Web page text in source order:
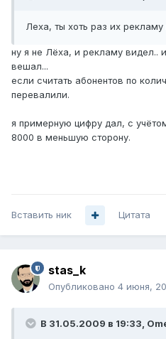
Леха, ты хоть раз их рекламу
ну я не Лёха, и рекламу видел..
вешал...
если считать абонентов по
перевалили.
я примерную цифру дал, с
8000 в меньшую сторону.
Вставить ник Цитата
stas_k
Опубликовано 4 июня,
В 31.05.2009 в 19:33,